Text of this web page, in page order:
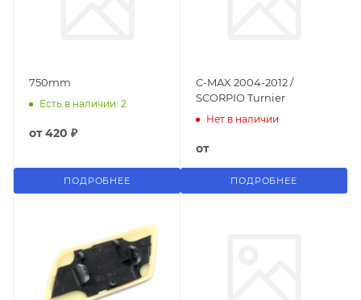
750mm
Есть в наличии: 2
от420 ₽
ПОДРОБНЕЕ
C-MAX 2004-2012 /
SCORPIO Turnier
Нет в наличии
от
ПОДРОБНЕЕ